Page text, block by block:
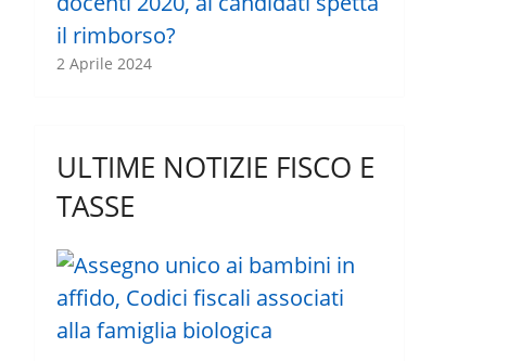
il rimborso?
2 Aprile 2024
ULTIME NOTIZIE FISCO E
TASSE